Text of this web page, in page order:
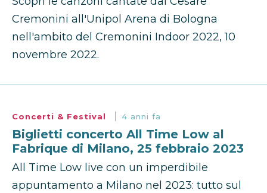
Cremonini all'Unipol Arena di Bologna
nell'ambito del Cremonini Indoor 2022, 10
novembre 2022.
Concerti & Festival 4 anni fa
Biglietti concerto All Time Low al
Fabrique di Milano, 25 febbraio 2023
All Time Low live con un imperdibile
appuntamento a Milano nel 2023: tutto sul